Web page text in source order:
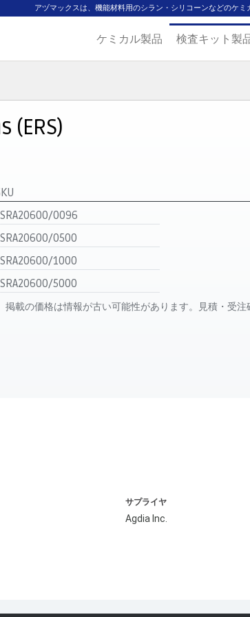
アヅマックスは、機能材料用のシラン・シリコーンなどのケ
ケミカル製品 検査キット製
(ERS)
SRA20600/0096
SRA20600/0500
SRA20600/1000
SRA20600/5000
掲載の価格は情報が古い可能性があります。見積・受
サプライヤ
Agdia Inc.